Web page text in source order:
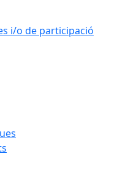
i/o de participació